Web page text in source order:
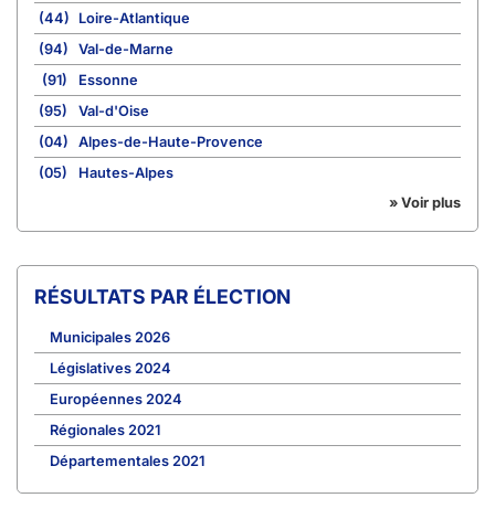
(44)
Loire-Atlantique
(94)
Val-de-Marne
(91)
Essonne
(95)
Val-d'Oise
(04)
Alpes-de-Haute-Provence
(05)
Hautes-Alpes
» Voir plus
RÉSULTATS PAR ÉLECTION
Municipales 2026
Législatives 2024
Européennes 2024
Régionales 2021
Départementales 2021